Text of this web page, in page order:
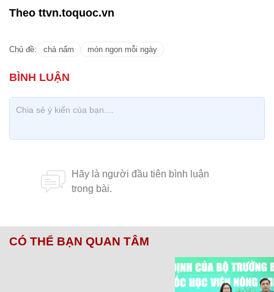
Theo ttvn.toquoc.vn
Chủ đề: chả nấm món ngon mỗi ngày
CÓ THỂ BẠN QUAN TÂM